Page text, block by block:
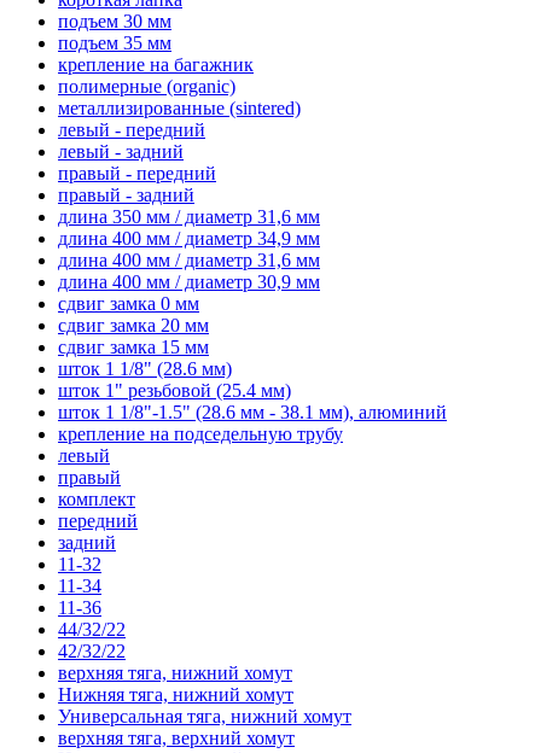
подъем 30 мм
подъем 35 мм
крепление на багажник
полимерные (organic)
металлизированные (sintered)
левый - передний
левый - задний
правый - передний
правый - задний
длина 350 мм / диаметр 31,6 мм
длина 400 мм / диаметр 34,9 мм
длина 400 мм / диаметр 31,6 мм
длина 400 мм / диаметр 30,9 мм
сдвиг замка 0 мм
сдвиг замка 20 мм
сдвиг замка 15 мм
шток 1 1/8" (28.6 мм)
шток 1" резьбовой (25.4 мм)
шток 1 1/8"-1.5" (28.6 мм - 38.1 мм), алюминий
крепление на подседельную трубу
левый
правый
комплект
передний
задний
11-32
11-34
11-36
44/32/22
42/32/22
верхняя тяга, нижний хомут
Нижняя тяга, нижний хомут
Универсальная тяга, нижний хомут
верхняя тяга, верхний хомут